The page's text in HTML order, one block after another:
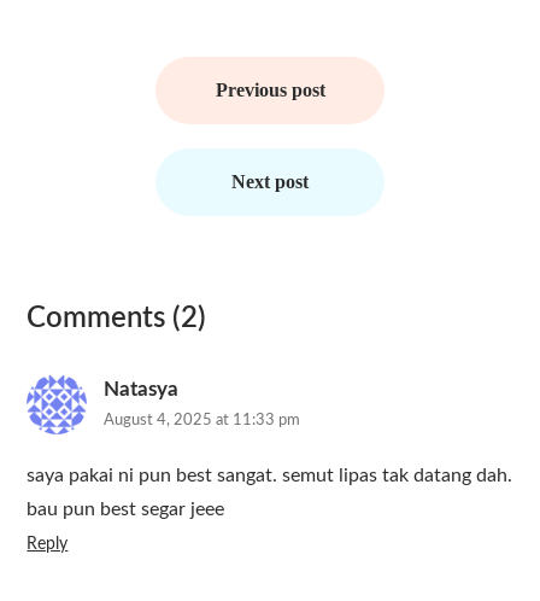
Previous post
Next post
Comments (2)
Natasya
August 4, 2025 at 11:33 pm
saya pakai ni pun best sangat. semut lipas tak datang dah.
bau pun best segar jeee
Reply